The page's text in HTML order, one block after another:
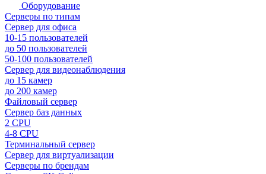
Оборудование
Серверы по типам
Сервер для офиса
10-15 пользователей
до 50 пользователей
50-100 пользователей
Сервер для видеонаблюдения
до 15 камер
до 200 камер
Файловый сервер
Сервер баз данных
2 CPU
4-8 CPU
Терминальный сервер
Сервер для виртуализации
Серверы по брендам